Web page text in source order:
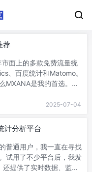
荐
面上的多款免费流量统
、百度统计和Matomo。
MXANA是我的首选。对
2025-07-04
计分析平台
普通用户，我一直在寻找
试用了不少平台后，我发
提供了实时数据、监控